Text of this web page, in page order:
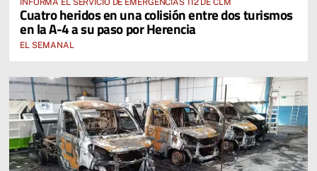
INFORMA EL SERVICIO DE EMERGENCIAS 112 DE CLM
Cuatro heridos en una colisión entre dos turismos
en la A-4 a su paso por Herencia
EL SEMANAL